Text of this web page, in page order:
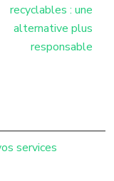
recyclables : une
alternative plus
responsable
services